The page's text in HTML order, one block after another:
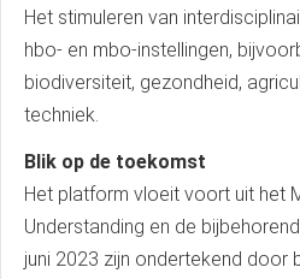
Het stimuleren van
hbo- en mbo-instellingen,
biodiversiteit, gezondheid,
techniek.
Blik op de toekomst
Het platform vloeit voort uit het
Understanding en de
juni 2023 zijn ondertekend door